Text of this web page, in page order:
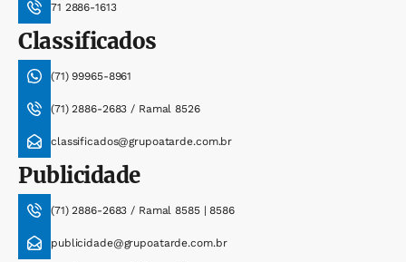
71 2886-1613
Classificados
(71) 99965-8961
(71) 2886-2683 / Ramal 8526
classificados@grupoatarde.com.br
Publicidade
(71) 2886-2683 / Ramal 8585 | 8586
publicidade@grupoatarde.com.br